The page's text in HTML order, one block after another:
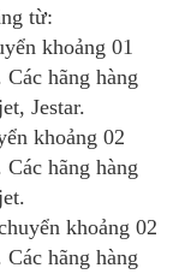
từ:
khoảng 01
hãng hàng
Jestar.
khoảng 02
hãng hàng
khoảng 02
hãng hàng